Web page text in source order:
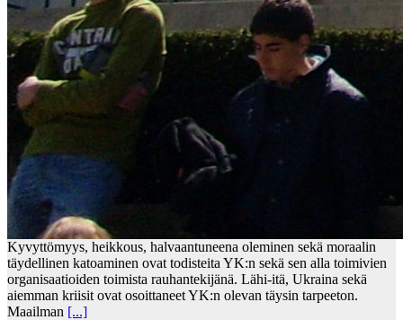
Kyvyttömyys, heikkous, halvaantuneena oleminen sekä moraalin
täydellinen katoaminen ovat todisteita YK:n sekä sen alla toimivien
organisaatioiden toimista rauhantekijänä. Lähi-itä, Ukraina sekä
aiemman kriisit ovat osoittaneet YK:n olevan täysin tarpeeton.
Maailman [...]